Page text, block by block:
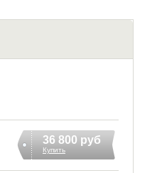
36 800 руб
Купить